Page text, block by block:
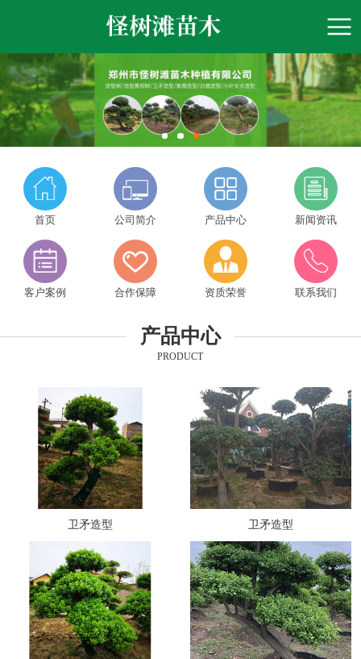
首页 公司简介 产品中心 新闻资讯
客户案例 合作保障 资质荣誉 联系我们
产品中心
PRODUCT
卫矛造型 卫矛造型